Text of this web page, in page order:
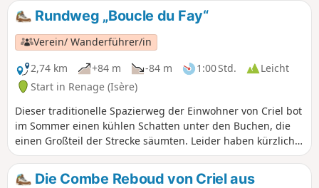
Rundweg „Boucle du Fay“
Verein/ Wanderführer/in
2,74 km
+84 m -84 m 1:00 Std.
Leicht
Start in Renage (Isère)
Dieser traditionelle Spazierweg der Einwohner von Criel bot
im Sommer einen kühlen Schatten unter den Buchen, die
einen Großteil der Strecke säumten. Leider haben kürzlich
ein Kahlschlag und der Einsatz moderner Forstmaschinen
den kleinen Waldweg beschädigt.
Die Combe Reboud von Criel aus